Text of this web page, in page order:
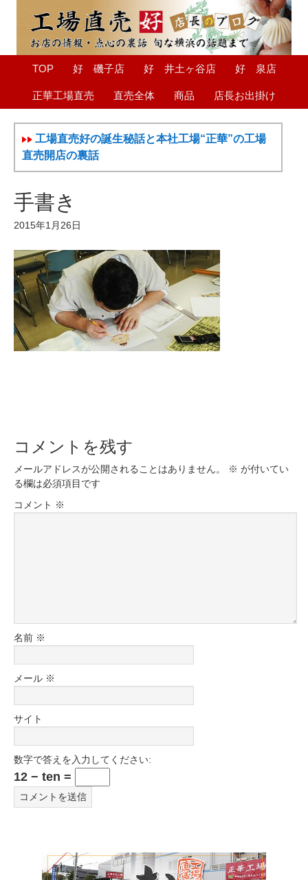
TOP 好 磯子店 好 井土ヶ谷店 好 泉店
正華工場直売 直売全体 商品 店長お出掛け
工場直売好の誕生秘話と本社工場“正華”の工場
直売開店の裏話
手書き
2015年1月26日
コメントを残す
メールアドレスが公開されることはありません。 ※ が付いてい
る欄は必須項目です
コメント ※
名前 ※
メール ※
サイト
数字で答えを入力してください:
12 − ten =